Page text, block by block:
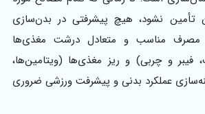
تأمین نشود، هیچ پیشرفتی در بدن‌سازی
مناسب و متعادل درشت مغذی‌ها
فیبر و چربی) و ریز مغذی‌ها (ویتامین‌ها،
عملکرد بدنی و پیشرفت ورزشی ضروری